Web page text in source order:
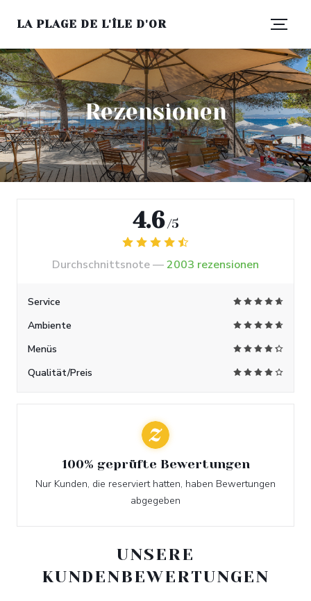
LA PLAGE DE L'ÎLE D'OR
Rezensionen
UNSERE
KUNDENBEWERTUNGEN
4.6 /5
Durchschnittsnote —2003 rezensionen
Service
Ambiente
Menüs
Qualität/Preis
100% geprüfte Bewertungen
Nur Kunden, die reserviert hatten, haben Bewertungen
abgegeben